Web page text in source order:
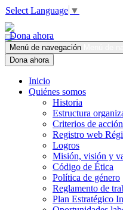
Select Language ▼
Dona ahora
Menú de navegación
Dona ahora
Inicio
Quiénes somos
Historia
Estructura
Criterios de acción
Registro web
Logros
Misión, visión y
Código de Ética
Política de género
Reglamento de
Plan Estratégico